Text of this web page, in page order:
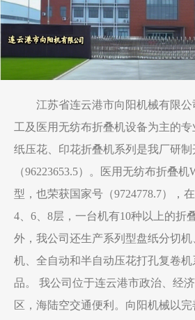
江苏省连云港市向阳机械有限公
工及医用无纺布折叠机设备为主的
纸压花、印花折叠机系列是我厂研
（96223653.5）。医用无纺布折叠机
型，也荣获国家号（9724778.7），
4、6、8层，一台机有10种以上的折
外，我公司还生产系列型盘纸分切
机、全自动和半自动压花打孔复卷
品。 我公司位于连云港市政治、经
区，海陆空交通便利。向阳机械以